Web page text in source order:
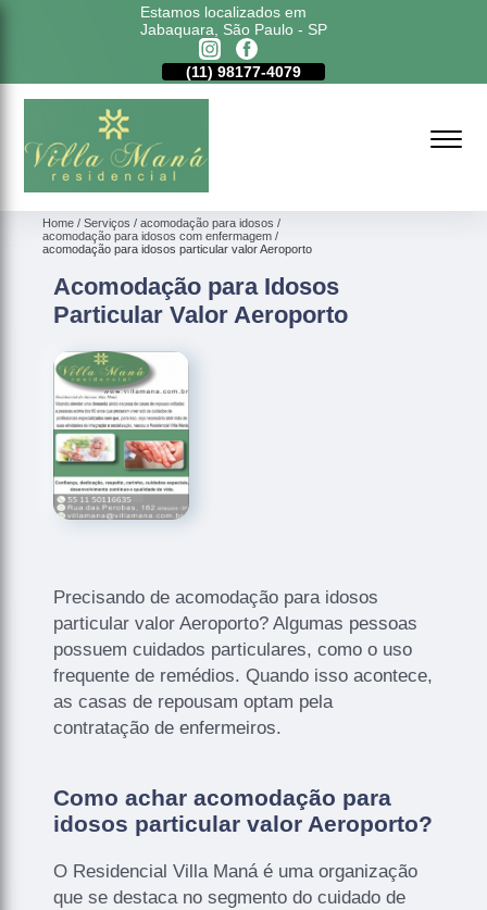
Estamos localizados em
Jabaquara, São Paulo - SP
(11) 98177-4079
Home Serviços
acomodação para idosos
acomodação para idosos com enfermagem
acomodação para idosos particular valor Aeroporto
Acomodação para Idosos
Particular Valor Aeroporto
Precisando de acomodação para idosos
particular valor Aeroporto? Algumas pessoas
possuem cuidados particulares, como o uso
frequente de remédios. Quando isso acontece,
as casas de repousam optam pela
contratação de enfermeiros.
Como achar acomodação para
idosos particular valor Aeroporto?
O Residencial Villa Maná é uma organização
que se destaca no segmento do cuidado de